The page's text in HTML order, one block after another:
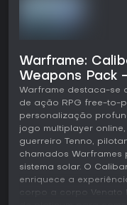
Warframe:
Weapons Pack
Warframe destaca-se
de ação RPG free-to-
personalização
jogo multiplayer
guerreiro Tenno,
chamados
sistema solar. O
enriquece a
corpo a corpo Venato